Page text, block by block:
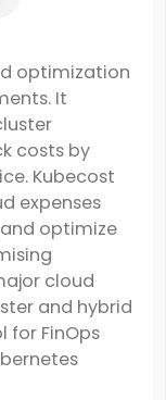
optimization
It
costs by
Kubecost
expenses
optimize
cloud
and hybrid
for FinOps